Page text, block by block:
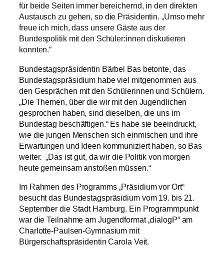
für beide Seiten immer bereichernd, in den direkten
Austausch zu gehen, so die Präsidentin. „Umso mehr
freue ich mich, dass unsere Gäste aus der
Bundespolitik mit den Schüler:innen diskutieren
konnten.“
Bundestagspräsidentin Bärbel Bas betonte, das
Bundestagspräsidium habe viel mitgenommen aus
den Gesprächen mit den Schülerinnen und Schülern.
„Die Themen, über die wir mit den Jugendlichen
gesprochen haben, sind dieselben, die uns im
Bundestag beschäftigen.“ Es habe sie beeindruckt,
wie die jungen Menschen sich einmischen und ihre
Erwartungen und Ideen kommuniziert haben, so Bas
weiter. „Das ist gut, da wir die Politik von morgen
heute gemeinsam anstoßen müssen.“
Im Rahmen des Programms „Präsidium vor Ort“
besucht das Bundestagspräsidium vom 19. bis 21.
September die Stadt Hamburg. Ein Programmpunkt
war die Teilnahme am Jugendformat „dialogP“ am
Charlotte-Paulsen-Gymnasium mit
Bürgerschaftspräsidentin Carola Veit.